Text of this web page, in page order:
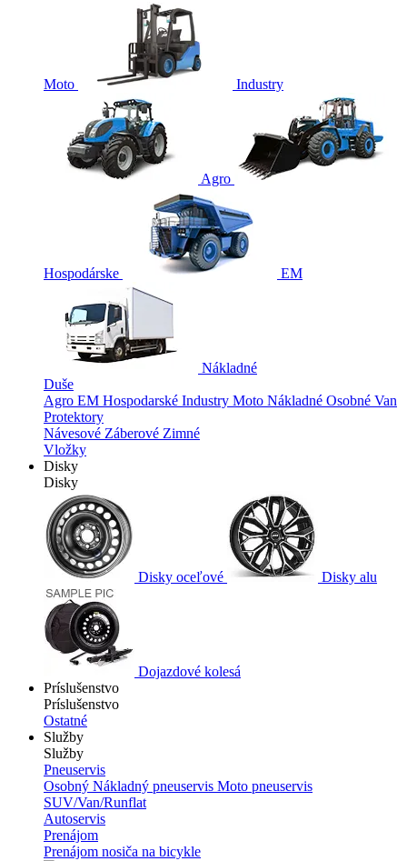
Moto Industry
Agro
Hospodárske EM
Nákladné
Duše
Agro EM Hospodarské Industry Moto Nákladné Osobné Van
Protektory
Návesové Záberové Zimné
Vložky
Disky
Disky
Disky oceľové Disky alu
Dojazdové kolesá
Príslušenstvo
Príslušenstvo
Ostatné
Služby
Služby
Pneuservis
Osobný Nákladný pneuservis Moto pneuservis
SUV/Van/Runflat
Autoservis
Prenájom
Prenájom nosiča na bicykle